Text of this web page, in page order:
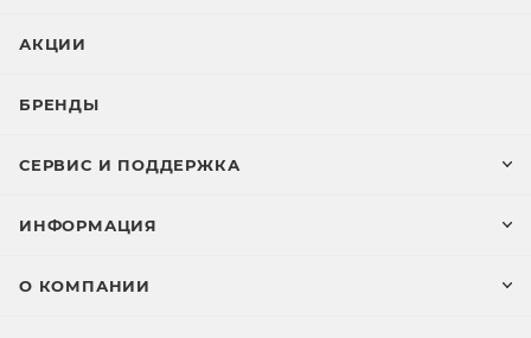
АКЦИИ
БРЕНДЫ
СЕРВИС И ПОДДЕРЖКА
ИНФОРМАЦИЯ
О КОМПАНИИ